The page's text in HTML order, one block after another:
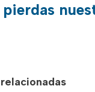
pierdas